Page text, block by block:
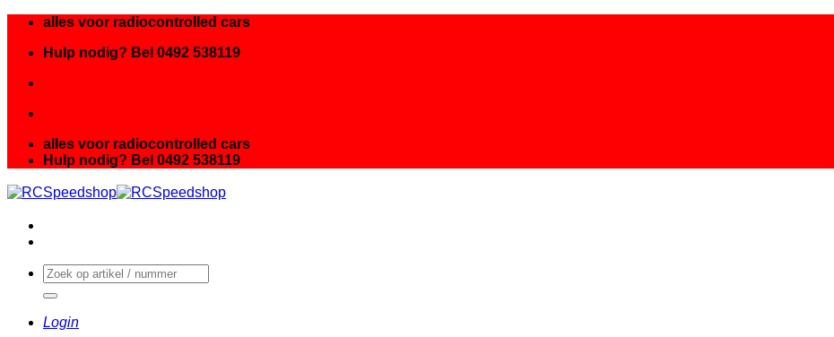
inhoud
alles voor radiocontrolled cars
Hulp nodig? Bel 0492 538119
alles voor radiocontrolled cars
Hulp nodig? Bel 0492 538119
Zoeken
naar:
Login